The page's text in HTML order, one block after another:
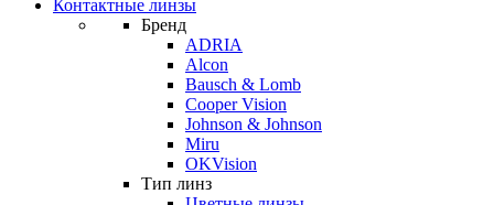
Контактные линзы
Бренд
ADRIA
Alcon
Bausch & Lomb
Cooper Vision
Johnson & Johnson
Miru
OKVision
Тип линз